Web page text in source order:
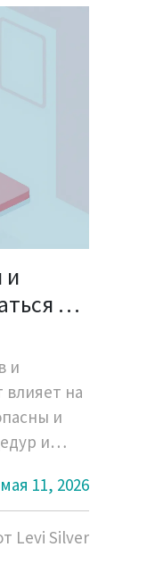
и
к
и
влияет на
и
и
мая 11, 2026
Levi Silver